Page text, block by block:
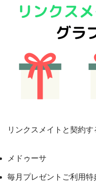
リンクスメイトと契約
メドゥーサ
毎月プレゼントご利用